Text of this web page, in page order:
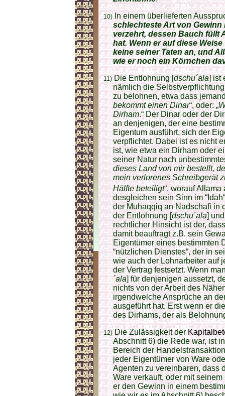
10)In einem überlieferten
schlechteste Art von
verzehrt, dessen Bauch füllt
hat. Wenn er auf diese
keine seiner Taten an, und
wie er noch ein Körnchen
11)Die Entlohnung [dschu´ala] ist
nämlich die
zu belohnen, etwa dass
bekommt einen Dinar“, oder: „
Dirham.“ Der Dinar oder der
an denjenigen, der eine
Eigentum ausführt, sich der
verpflichtet. Dabei ist es nicht
ist, wie etwa ein Dirham oder
seiner Natur nach
dieses Land von mir bestellt,
mein verlorenes Schreibgerät
Hälfte beteiligt“, worauf Allama
desgleichen sein Sinn im
der Muhaqqiq an Nadschafi in
der Entlohnung [dschu´ala]
rechtlicher Hinsicht ist der,
damit beauftragt z.B. sein
Eigentümer eines bestimmten
“nützlichen Dienstes“, der in
wie auch der Lohnarbeiter auf
der Vertrag festsetzt. Wenn
´ala] für denjenigen aussetzt,
nichts von der Arbeit des
irgendwelche Ansprüche an
ausgeführt hat. Erst wenn er
des Dirhams, der als
12)Die Zulässigkeit der
Abschnitt 6) die Rede war, ist
Bereich der
jeder Eigentümer von Ware
Agenten zu vereinbaren, dass
Ware verkauft, oder mit
er den Gewinn in einem